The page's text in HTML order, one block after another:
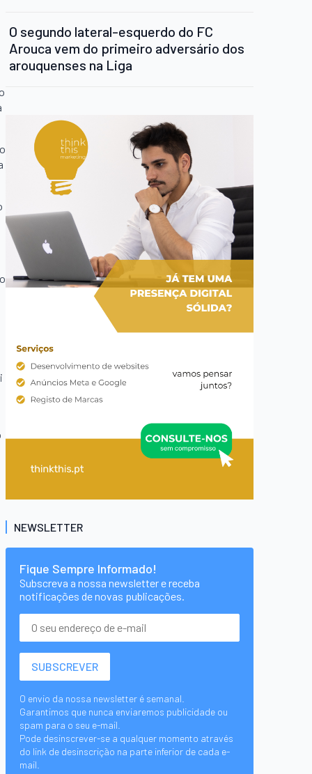
O segundo lateral-esquerdo do FC
Arouca vem do primeiro adversário dos
arouquenses na Liga
NEWSLETTER
Fique Sempre Informado!
Subscreva a nossa newsletter e receba
notificações de novas publicações.
O envio da nossa newsletter é semanal.
Garantimos que nunca enviaremos publicidade ou
spam para o seu e-mail.
Pode desinscrever-se a qualquer momento através
do link de desinscrição na parte inferior de cada e-
mail.